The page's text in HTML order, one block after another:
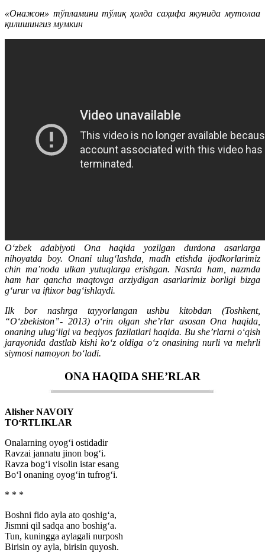
«Онажон» тўпламини тўлиқ ҳолда саҳифа якунида мутолаа
қилишингиз мумкин
O‘zbek adabiyoti Ona haqida yozilgan durdona asarlarga
nihoyatda boy. Onani ulug‘lashda, madh etishda ijodkorlarimiz
chin ma’noda ulkan yutuqlarga erishgan. Nasrda ham, nazmda
ham har qancha maqtovga arziydigan asarlarimiz borligi bizga
g‘urur va iftixor bag‘ishlaydi.
Ilk bor nashrga tayyorlangan ushbu kitobdan (Toshkent,
“O‘zbekiston”- 2013) o‘rin olgan she’rlar asosan Ona haqida,
onaning ulug‘ligi va beqiyos fazilatlari haqida. Bu she’rlarni o‘qish
jarayonida dastlab kishi ko‘z oldiga o‘z onasining nurli va mehrli
siymosi namoyon bo‘ladi.
ONA HAQIDA SHE’RLAR
Alisher NAVOIY
TO‘RTLIKLAR
Onalarning oyog‘i ostidadir
Ravzai jannatu jinon bog‘i.
Ravza bog‘i visolin istar esang
Bo‘l onaning oyog‘in tufrog‘i.
* * *
Boshni fido ayla ato qoshig‘a,
Jismni qil sadqa ano boshig‘a.
Tun, kuningga aylagali nurposh
Birisin oy ayla, birisin quyosh.